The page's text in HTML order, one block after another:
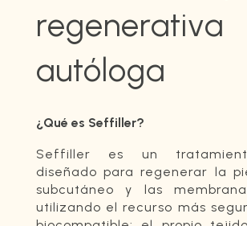
regenerativa
autóloga
¿Qué es Seffiller?
Seffiller es un
diseñado para regenerar la
subcutáneo y las
utilizando el recurso más